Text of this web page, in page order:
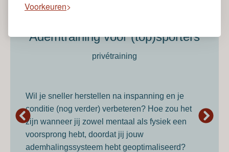
Voorkeuren
Ademtraining voor (top)sporters​
privétraining
Wil je sneller herstellen na inspanning en je
conditie (nog verder) verbeteren? Hoe zou het
zijn wanneer jij zowel mentaal als fysiek een
voorsprong hebt, doordat jij jouw
ademhalingssysteem hebt geoptimaliseerd?